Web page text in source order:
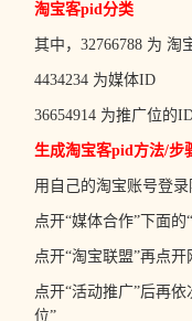
淘宝客pid分类
其中，32766788 为 淘
4434234 为媒体ID
36654914 为推广位的
生成淘宝客pid方法/步
用自己的淘宝账号登
点开“媒体合作”下面的
点开“淘宝联盟”再点
点开“活动推广”后再
位”